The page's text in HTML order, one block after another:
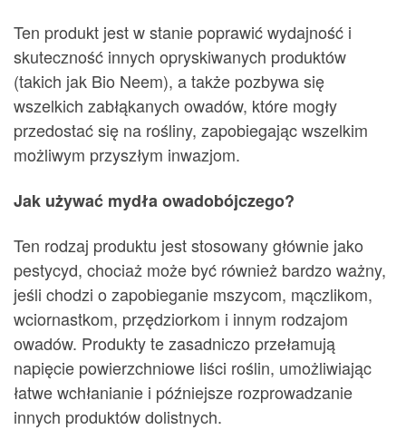
Ten produkt jest w stanie poprawić wydajność i
skuteczność innych opryskiwanych produktów
(takich jak Bio Neem), a także pozbywa się
wszelkich zabłąkanych owadów, które mogły
przedostać się na rośliny, zapobiegając wszelkim
możliwym przyszłym inwazjom.
Jak używać mydła owadobójczego?
Ten rodzaj produktu jest stosowany głównie jako
pestycyd, chociaż może być również bardzo ważny,
jeśli chodzi o zapobieganie mszycom, mączlikom,
wciornastkom, przędziorkom i innym rodzajom
owadów. Produkty te zasadniczo przełamują
napięcie powierzchniowe liści roślin, umożliwiając
łatwe wchłanianie i późniejsze rozprowadzanie
innych produktów dolistnych.